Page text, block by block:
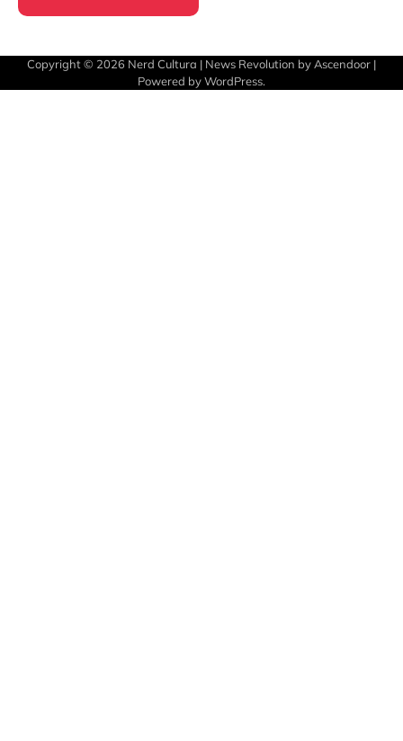
Copyright © 2026 Nerd Cultura | News Revolution by Ascendoor |
Powered byWordPress.